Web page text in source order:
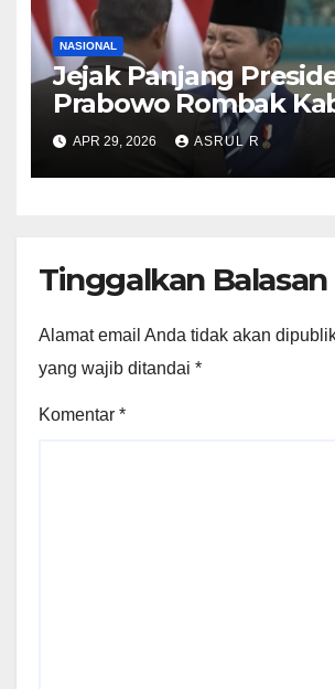
NASIONAL
Jejak Panjang
Prabowo Rombak
Ganti Mendikti Saintek
sampai Geser Menteri
Lingkungan Hidup
APR 29, 2026 ASRUL R
Tinggalkan Balasan
Alamat email Anda tidak akan
yang wajib ditandai *
Komentar *